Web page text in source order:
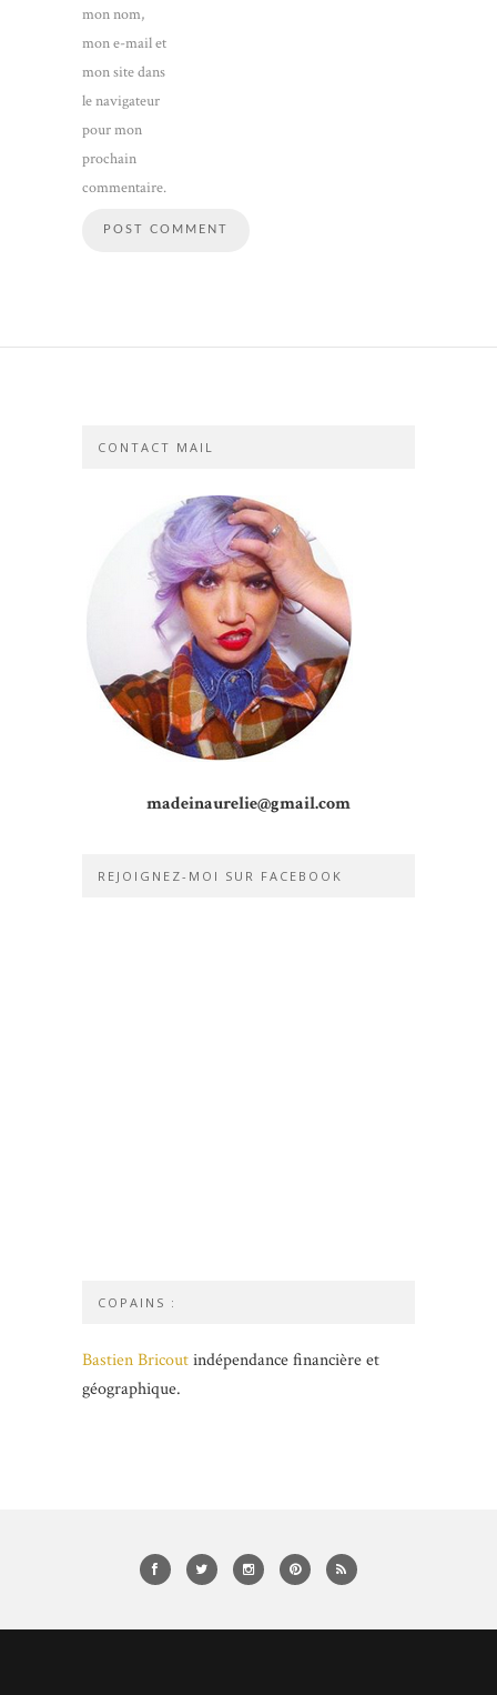
mon nom,
mon e-mail et
mon site dans
le navigateur
pour mon
prochain
commentaire.
CONTACT MAIL
madeinaurelie@gmail.com
REJOIGNEZ-MOI SUR FACEBOOK
COPAINS :
Bastien Bricoutindépendance financière et
géographique.